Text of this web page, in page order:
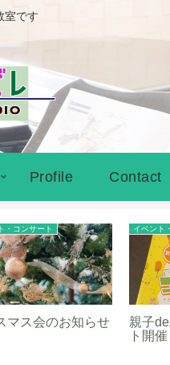
室です
Profile Contact
・コンサート
マス会のお知らせ
イベント
親子
ト開催